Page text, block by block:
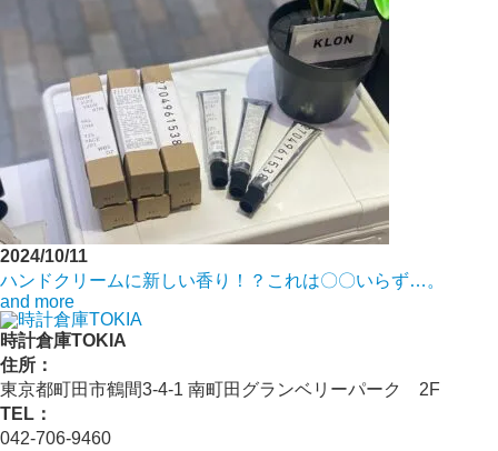
2024/10/11
ハンドクリームに新しい香り！？これは〇〇いらず…。
and more
時計倉庫TOKIA
住所：
東京都町田市鶴間3-4-1 南町田グランベリーパーク 2F
TEL：
042-706-9460